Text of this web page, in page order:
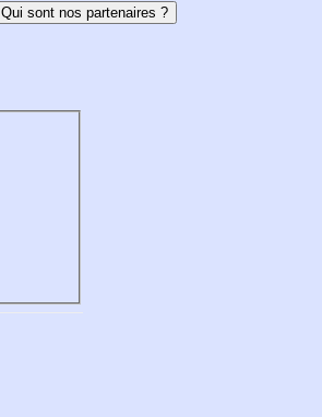
Qui sont nos partenaires ?